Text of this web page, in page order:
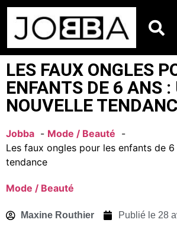
LES FAUX ONGLES
ENFANTS DE 6 ANS :
NOUVELLE
Jobba
Mode / Beauté
Les faux ongles pour les enfants de
tendance
Mode / Beauté
Maxine Routhier Publié le 28